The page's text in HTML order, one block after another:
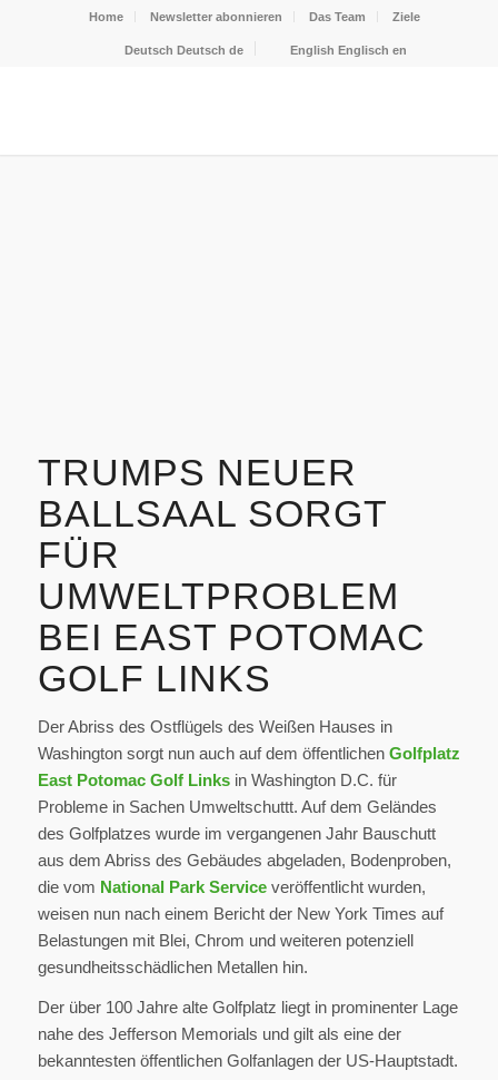
Home Newsletter abonnieren Das Team Ziele
Deutsch Deutsch de English Englisch en
TRUMPS NEUER
BALLSAAL SORGT
FÜR
UMWELTPROBLEM
BEI EAST POTOMAC
GOLF LINKS
Der Abriss des Ostflügels des Weißen Hauses in
Washington sorgt nun auch auf dem öffentlichen Golfplatz
East Potomac Golf Linksin Washington D.C. für
Probleme in Sachen Umweltschuttt. Auf dem Geländes
des Golfplatzes wurde im vergangenen Jahr Bauschutt
aus dem Abriss des Gebäudes abgeladen, Bodenproben,
die vom National Park Serviceveröffentlicht wurden,
weisen nun nach einem Bericht der New York Times auf
Belastungen mit Blei, Chrom und weiteren potenziell
gesundheitsschädlichen Metallen hin.
Der über 100 Jahre alte Golfplatz liegt in prominenter Lage
nahe des Jefferson Memorials und gilt als eine der
bekanntesten öffentlichen Golfanlagen der US-Hauptstadt.